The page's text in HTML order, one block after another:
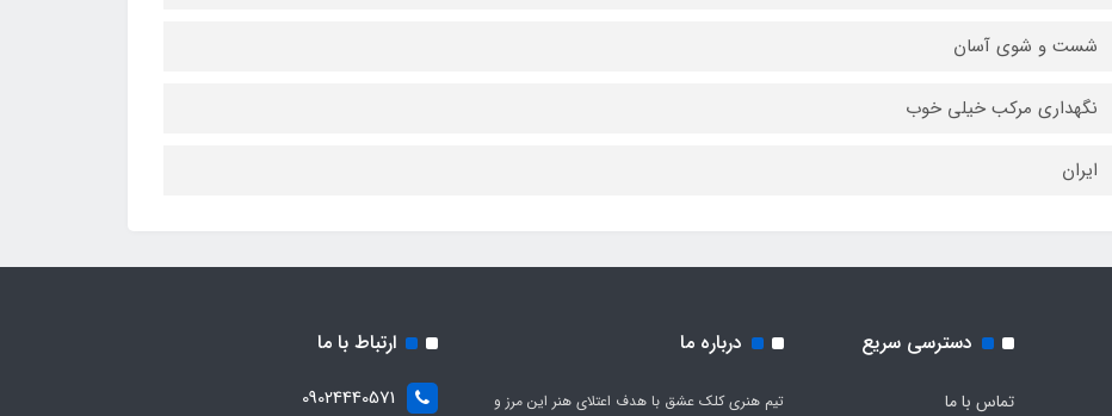
شست و شوی آسان
نگهداری مرکب خیلی خوب
ایران
دسترسی سریع
تماس با ما
درباره ما
تیم هنری کلک عشق با هدف اعتلای هنر این مرز و
ارتباط با ما
09024440571